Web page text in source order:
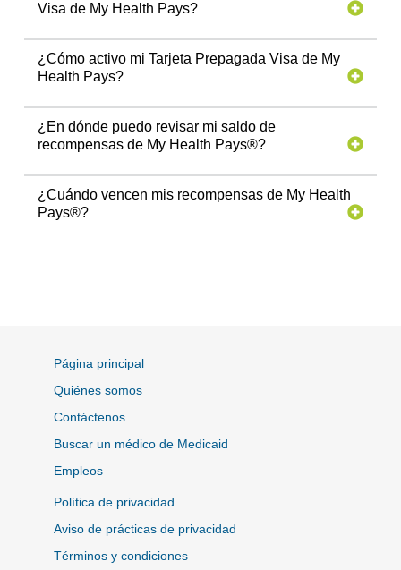
Visa de My Health Pays?
¿Cómo activo mi Tarjeta Prepagada Visa de My
Health Pays?
¿En dónde puedo revisar mi saldo de
recompensas de My Health Pays®?
¿Cuándo vencen mis recompensas de My Health
Pays®?
Página principal
Quiénes somos
Contáctenos
Buscar un médico de Medicaid
Empleos
Política de privacidad
Aviso de prácticas de privacidad
Términos y condiciones